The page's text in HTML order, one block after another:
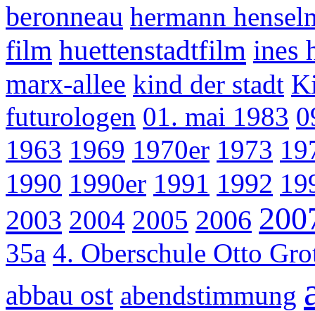
beronneau hermann
film huettenstadtfilm ines
marx-allee kind der stadt
futurologen 01. mai 1983
1963 1969 1970er 1973
1990 1990er 1991 1992
2003 2004 2005 2006
35a 4. Oberschule Otto
abbau ost abendstimmung